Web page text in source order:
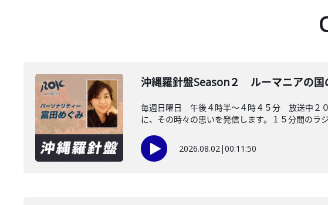
沖縄羅針盤Season２ ルーマニアの
毎週日曜日 午後４時半～４時４５分 放送中２０
に、その時々の思いを発信します。１５分間のラ
2026.08.02|00:11:50